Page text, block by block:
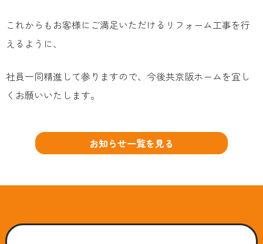
これからもお客様にご満足いただけるリフォーム工事を行
えるように、
社員一同精進して参りますので、今後共京阪ホームを宜し
くお願いいたします。
お知らせ一覧を見る